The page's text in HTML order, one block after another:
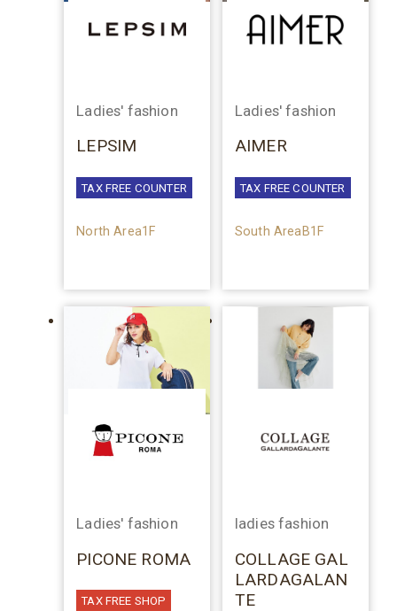
Ladies' fashion
LEPSIM
TAX FREE COUNTER
North Area1F
Ladies' fashion
AIMER
TAX FREE COUNTER
South AreaB1F
Ladies' fashion
PICONE ROMA
TAX FREE SHOP
ladies fashion
COLLAGE GAL
LARDAGALAN
TE